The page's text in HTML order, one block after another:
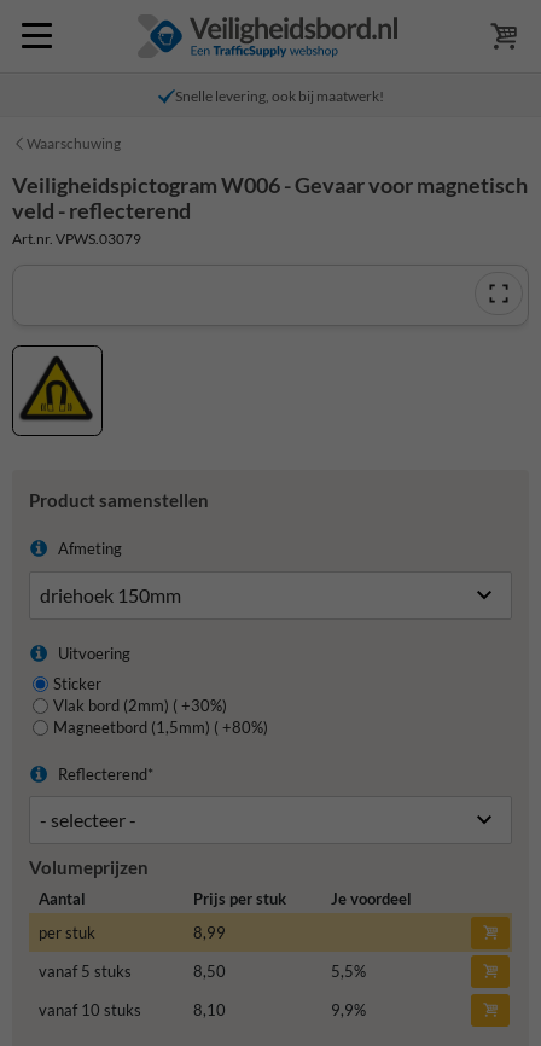
Snelle levering, ook bij maatwerk!
Waarschuwing
Veiligheidspictogram W006 - Gevaar voor magnetisch
veld - reflecterend
Art.nr. VPWS.03079
Product samenstellen
Afmeting
Uitvoering
Sticker
Vlak bord (2mm) ( +30%)
Magneetbord (1,5mm) ( +80%)
Reflecterend*
Volumeprijzen
Aantal Prijs per stuk
Je voordeel
per stuk
8,99
vanaf 5 stuks
8,50 5,5%
vanaf 10 stuks
8,10 9,9%